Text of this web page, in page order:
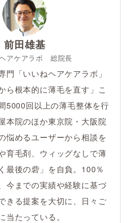
前田雄基
アケアラボ 総院長
門「いいねヘアケアラボ」
ら根本的に薄毛を直す」こ
5000回以上の薄毛整体を行
本院のほか東京院・大阪院
悩めるユーザーから相談を
育毛剤、ウィッグなしで薄
最後の砦」を自負。100％
今までの実績や経験に基づ
きる提案を大切に、日々ご
当たっている。